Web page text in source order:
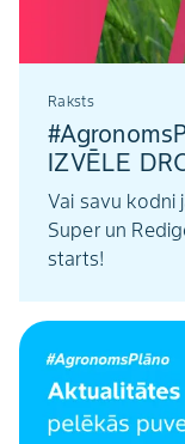
Raksts
IZVĒLE
Vai savu kodni
Super un
starts!